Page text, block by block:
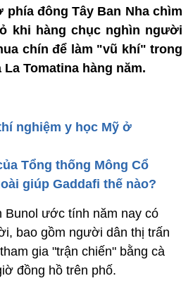
phía đông Tây Ban Nha chìm
khi hàng chục nghìn người
chín để làm "vũ khí" trong
La Tomatina hàng năm.
nghiệm y học Mỹ ở
Tổng thống Mông Cổ
giúp Gaddafi thế nào?
Bunol ước tính năm nay có
bao gồm người dân thị trấn
gia "trận chiến" bằng cà
đồng hồ trên phố.